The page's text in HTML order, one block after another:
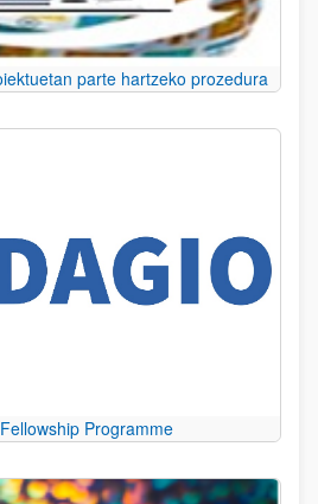
parte hartzeko prozedura
Programme